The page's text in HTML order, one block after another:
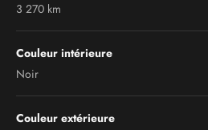
3 270 km
Couleur intérieure
Noir
Couleur extérieure